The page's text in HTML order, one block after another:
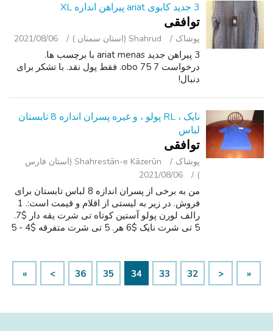
3 جدید کابوی ariat پیراهن اندازه XL
توافقی
پوشاک Shahrud (استان سمنان ) 2021/08/06
3 پیراهن جدید ariat menas با برچسب ها.
درخواست 7 75 obo. فقط پول نقد. با تشکر برای
دنبال!
نایک ، RL پولو ، و غیره پسران اندازه 8 تابستان
لباس
توافقی
پوشاک
Shahrestān-e Kāzerūn (استان فارس
)
2021/08/06
من به برخی از پسران اندازه 8 لباس تابستان برای
فروش. در زیر به لیستی از اقلام و قیمت است:. 1
رالف لورن پولو آستین کوتاه تی شرت یقه دار $7.
5 تی شرت نایک $6 هر. 5 تی شرت متفرقه $4 - 5
«
<
32
33
34
35
36
>
»